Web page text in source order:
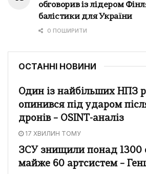
обговорив із лідером
балістики для України
0 ПОШИРИТИ
ОСТАННІ НОВИНИ
Один із найбільших НПЗ
опинився під ударом
дронів – OSINT-аналіз
17 ХВИЛИН ТОМУ
ЗСУ знищили понад 1300
майже 60 артсистем –